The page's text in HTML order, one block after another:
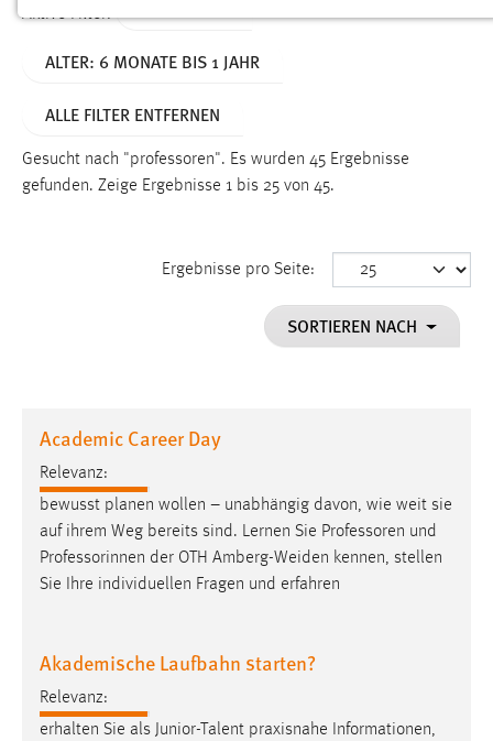
Aktive Filter:
ALTER: 6 MONATE BIS 1 JAHR
ALLE FILTER ENTFERNEN
Gesucht nach "professoren". Es wurden 45 Ergebnisse
gefunden. Zeige Ergebnisse 1 bis 25 von 45.
Ergebnisse pro Seite:
SORTIEREN NACH
Academic Career Day
Relevanz:
bewusst planen wollen – unabhängig davon, wie weit sie
auf ihrem Weg bereits sind. Lernen Sie Professoren und
Professorinnen der OTH Amberg-Weiden kennen, stellen
Sie Ihre individuellen Fragen und erfahren
Akademische Laufbahn starten?
Relevanz:
erhalten Sie als Junior-Talent praxisnahe Informationen,
Funktionen und sind für die einwandfreie Funktion der
Name:
Dieser Cookie speichert die ausgewählten Einverständnis-
Performance
Name:
staticfilecache
Zweck:
Für performante Seitenauslieferung wird in diesem Cookie
gespeichert, ob man eingeloggt ist.
Name:
site-language-preference